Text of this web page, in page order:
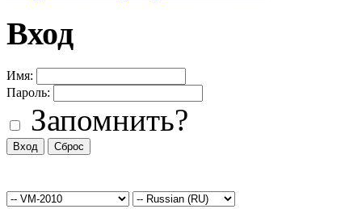
Вход
Имя:
Пароль:
Запомнить?